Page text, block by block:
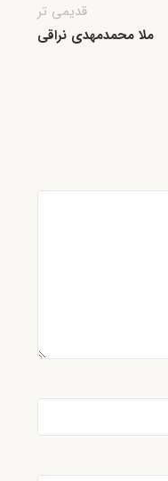
قدیمی تر
ملا محمدمهدی نراقی